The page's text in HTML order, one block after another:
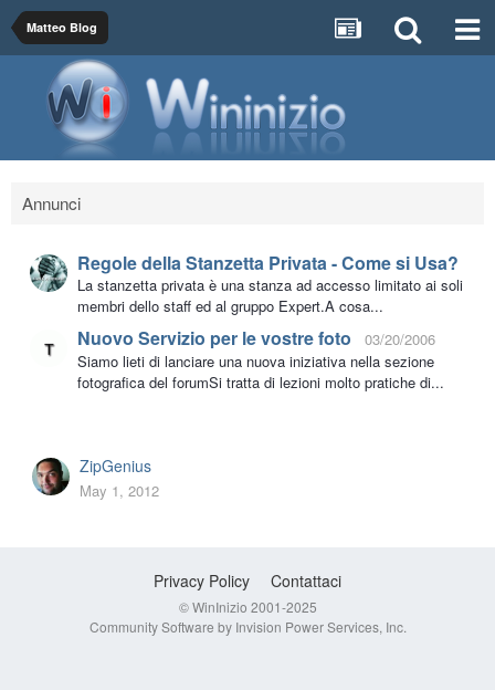
Matteo Blog
Annunci
Regole della Stanzetta Privata - Come si Usa?
La stanzetta privata è una stanza ad accesso limitato ai soli
membri dello staff ed al gruppo Expert.A cosa...
Nuovo Servizio per le vostre foto
03/20/2006
Siamo lieti di lanciare una nuova iniziativa nella sezione
fotografica del forumSi tratta di lezioni molto pratiche di...
ZipGenius
May 1, 2012
Privacy Policy Contattaci
© WinInizio 2001-2025
Community Software by Invision Power Services, Inc.